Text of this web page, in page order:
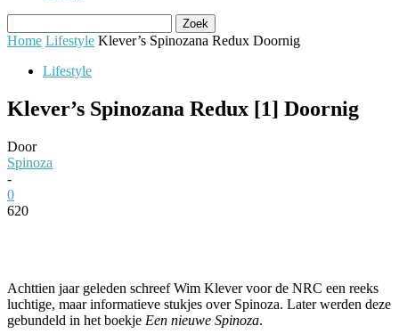
Home Lifestyle Klever’s Spinozana Redux Doornig
Lifestyle
Klever’s Spinozana Redux [1] Doornig
Door
Spinoza
-
0
620
Achttien jaar geleden schreef Wim Klever voor de NRC een reeks
luchtige, maar informatieve stukjes over Spinoza. Later werden deze
gebundeld in het boekje Een nieuwe Spinoza.